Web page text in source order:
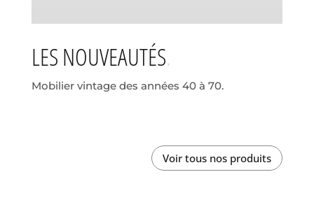
LES NOUVEAUTÉS
Mobilier vintage des années 40 à 70.
Voir tous nos produits